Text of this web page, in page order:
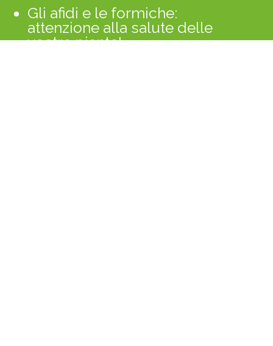
Gli afidi e le formiche:
attenzione alla salute delle
vostre piante!